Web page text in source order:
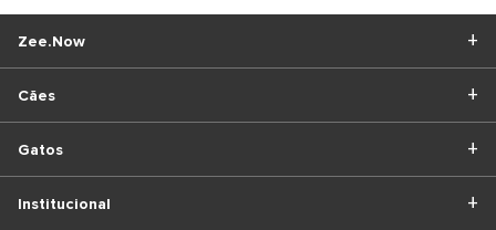
Cães
Gatos
Zee.Now
Institucional